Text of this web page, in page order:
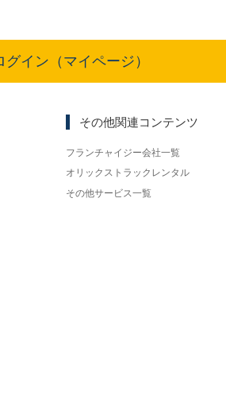
グイン（マイページ）
その他関連コンテンツ
フランチャイジー会社一覧
オリックストラックレンタル
その他サービス一覧